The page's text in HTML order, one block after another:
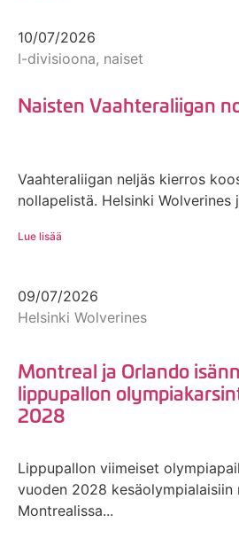
10/07/2026
I-divisioona, naiset
Naisten Vaahteraliigan
Vaahteraliigan neljäs kierros
nollapelistä. Helsinki Wolverines
Lue lisää
09/07/2026
Helsinki Wolverines
Montreal ja Orlando
lippupallon
2028
Lippupallon viimeiset
vuoden 2028 kesäolympialaisiin
Montrealissa...